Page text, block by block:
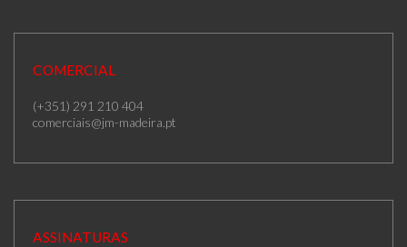
COMERCIAL
(+351) 291 210 404
comerciais@jm-madeira.pt
ASSINATURAS